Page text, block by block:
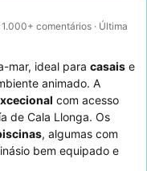
comentários · Última
mar, ideal para casais e
animado. A
com acesso
de Cala Llonga. Os
, algumas com
bem equipado e